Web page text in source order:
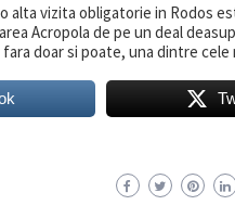
alta vizita obligatorie in Rodos
Acropola de pe un deal
doar si poate, una dintre